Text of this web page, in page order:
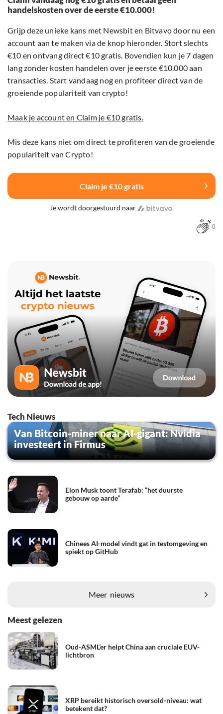
handelskosten over de eerste €10.000!
Grijp deze unieke kans met Newsbit en Bitvavo door nu een
account aan te maken via de knop hieronder. Stort slechts
€10 en ontvang direct €10 gratis. Bovendien kun je 7 dagen
lang zonder kosten handelen over je eerste €10.000 aan
transacties. Start vandaag nog en profiteer direct van de
groeiende populariteit van crypto!
Maak je account en Claim je €10 gratis.
Mis deze kans niet om direct te profiteren van de groeiende
populariteit van Crypto!
Claim je €10 gratis
Je wordt doorgestuurd naar
0
Tech Nieuws
Van Bitcoin-miner naar AI-gigant: Nvidia
investeert in Firmus
Elon Musk toont Terafab: “het duurste
gebouw op aarde”
Chinees AI-model vindt gat in testomgeving en
spiekt op GitHub
Meer nieuws
Meest gelezen
Oud-ASML’er helpt China aan cruciale EUV-
lichtbron
XRP bereikt historisch oversold-niveau: wat
betekent dat?